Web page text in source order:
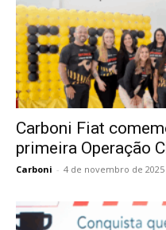
Carboni Fiat
primeira Operação
Carboni - 4 de novembro de 2025